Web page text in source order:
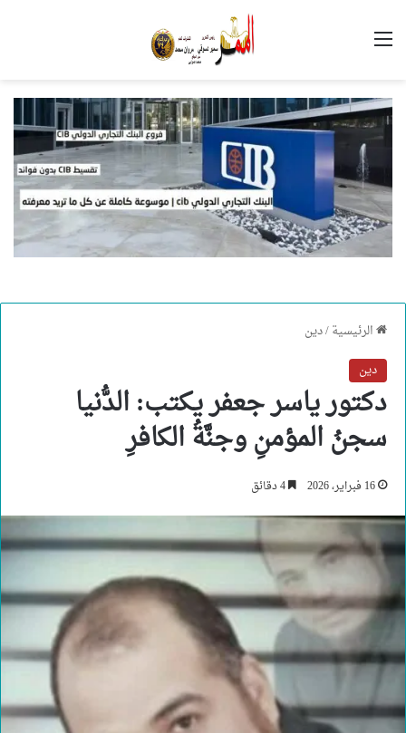
القائمة
الرئيسية/دين
دين
دكتور ياسر جعفر يكتب: الدُّنيا
سجنُ المؤمنِ وجنَّةُ الكافرِ
16 فبراير، 2026